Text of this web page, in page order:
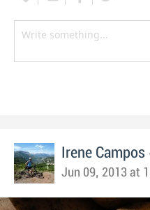
Irene Campos
Jun 09, 2013 at